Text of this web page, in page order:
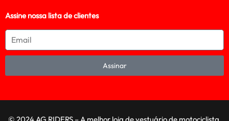
Assine nossa lista de clientes
Assinar